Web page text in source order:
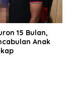
15 Bulan,
Anak